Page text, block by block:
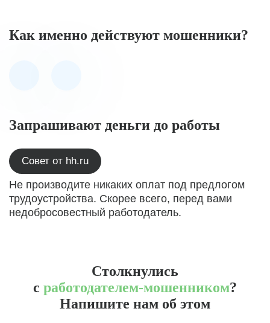
Как именно действуют мошенники?
Запрашивают деньги до работы
Совет от hh.ru
Не производите никаких оплат под предлогом
трудоустройства. Скорее всего, перед вами
недобросовестный работодатель.
Столкнулись
с работодателем-мошенником?
Напишите нам об этом